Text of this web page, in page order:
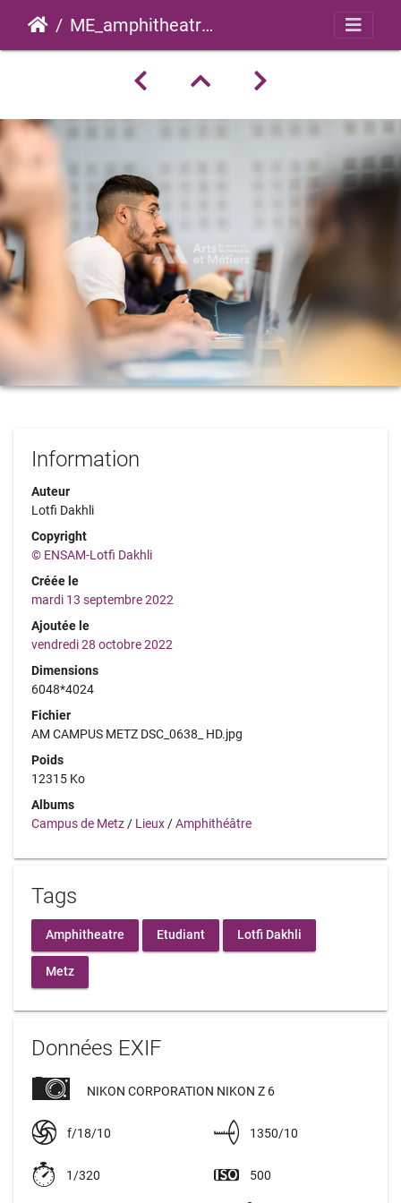
ME_amphitheatre_2022_0040
Information
Auteur
Lotfi Dakhli
Copyright
© ENSAM-Lotfi Dakhli
Créée le
mardi 13 septembre 2022
Ajoutée le
vendredi 28 octobre 2022
Dimensions
6048*4024
Fichier
AM CAMPUS METZ DSC_0638_ HD.jpg
Poids
12315 Ko
Albums
Campus de Metz / Lieux /Amphithéâtre
Tags
Amphitheatre Etudiant Lotfi Dakhli
Metz
Données EXIF
NIKON CORPORATION NIKON Z 6
f/18/10 1350/10
1/320 500